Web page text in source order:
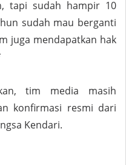
tapi sudah hampir 10
sudah mau berganti
juga mendapatkan hak
tim media masih
konfirmasi resmi dari
Kendari.